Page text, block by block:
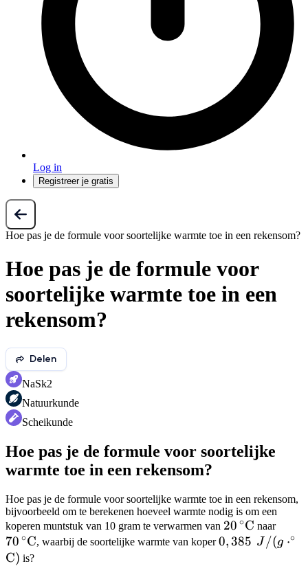
Log in
Registreer je gratis
Hoe pas je de formule voor soortelijke warmte toe in een rekensom?
Hoe pas je de formule voor
soortelijke warmte toe in een
rekensom?
Delen
NaSk2
Natuurkunde
Scheikunde
Hoe pas je de formule voor soortelijke
warmte toe in een rekensom?
Hoe pas je de formule voor soortelijke warmte toe in een rekensom,
bijvoorbeeld om te berekenen hoeveel warmte nodig is om een
koperen muntstuk van 10 gram te verwarmen van 20 ∘C naar
70 ∘C, waarbij de soortelijke warmte van koper0, 385 J /(g ⋅∘
C) is?